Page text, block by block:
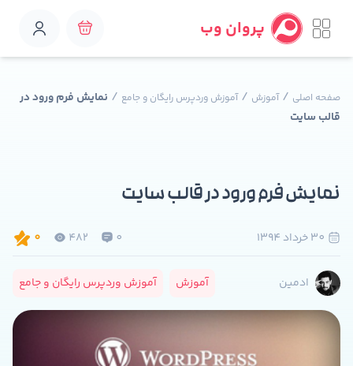
پروان وب
صفحه اصلی /آموزش /آموزش وردپرس رایگان و جامع / نمایش فرم ورود در
قالب سایت
0
482
0
نمایش فرم ورود در قالب سایت
ادمین آموزش آموزش وردپرس رایگان و جامع